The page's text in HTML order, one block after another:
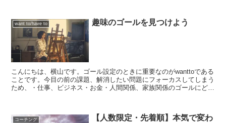
want to/have to 趣味のゴールを見つけよう
こんにちは、横山です。ゴール設定のときに重要なのがwanttoである
ことです。今目の前の課題、解消したい問題にフォーカスしてしまう
ため、・仕事、ビジネス・お金・人間関係、家族関係のゴールにどう
コーチング
【人数限定・先着順】本気で変わ